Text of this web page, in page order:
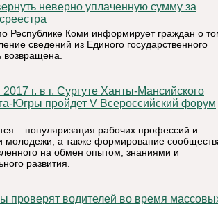
Коми информирует граждан о
сведений из Единого государственного
Югры пройдет V Всероссийский форум
– популяризация рабочих профессий и
молодежи, а также формирование
на обмен опытом, знаниями и
развития.